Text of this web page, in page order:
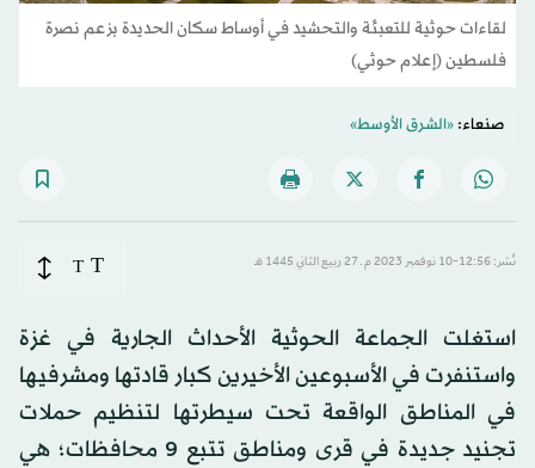
لقاءات حوثية للتعبئة والتحشيد في أوساط سكان الحديدة بزعم نصرة
فلسطين (إعلام حوثي)
صنعاء:«الشرق الأوسط»
نُشر: 12:56-10 نوفمبر 2023 م ـ 27 ربيع الثاني 1445 هـ T
T
استغلت الجماعة الحوثية الأحداث الجارية في غزة
واستنفرت في الأسبوعين الأخيرين كبار قادتها ومشرفيها
في المناطق الواقعة تحت سيطرتها لتنظيم حملات
تجنيد جديدة في قرى ومناطق تتبع 9 محافظات؛ هي